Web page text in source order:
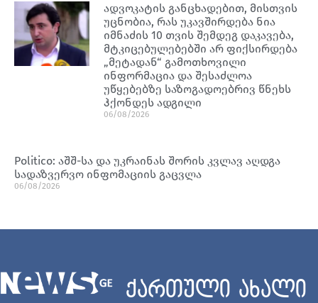
ადვოკატის განცხადებით, მისთვის
უცნობია, რას უკავშირდება ნია
იმნაძის 10 თვის შემდეგ დაკავება,
მტკიცებულებებში არ ფიქსირდება
„მეტადან“ გამოთხოვილი
ინფორმაცია და შესაძლოა
უწყებებზე საზოგადოებრივ წნეხს
ჰქონდეს ადგილი
06/08/2026
Politico: აშშ-სა და უკრაინას შორის კვლავ აღდგა
სადაზვერვო ინფომაციის გაცვლა
06/08/2026
ქართული ახალი